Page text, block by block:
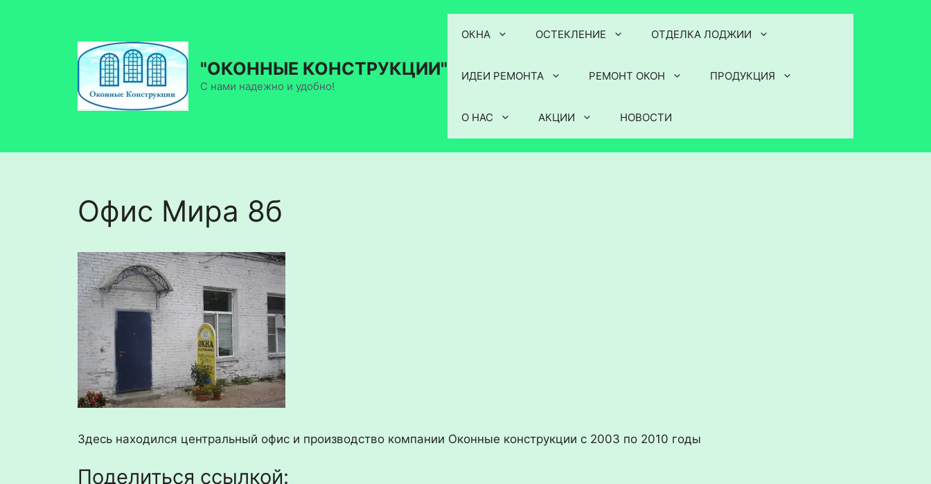
содержимому
"ОКОННЫЕ КОНСТРУКЦИИ"
С нами надежно и удобно!
ОКНА ОСТЕКЛЕНИЕ ОТДЕЛКА ЛОДЖИИ
ИДЕИ РЕМОНТА РЕМОНТ ОКОН ПРОДУКЦИЯ
О НАС АКЦИИ НОВОСТИ
Офис Мира 8б
Здесь находился центральный офис и производство компании Оконные конструкции с 2003 по 2010 годы
Поделиться ссылкой: